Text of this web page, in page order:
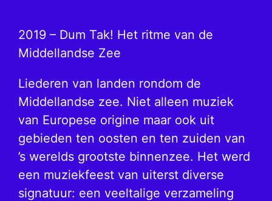
2019 – Dum Tak! Het ritme van de
Middellandse Zee
Liederen van landen rondom de
Middellandse zee. Niet alleen muziek
van Europese origine maar ook uit
gebieden ten oosten en ten zuiden van
’s werelds grootste binnenzee. Het werd
een muziekfeest van uiterst diverse
signatuur: een veeltalige verzameling